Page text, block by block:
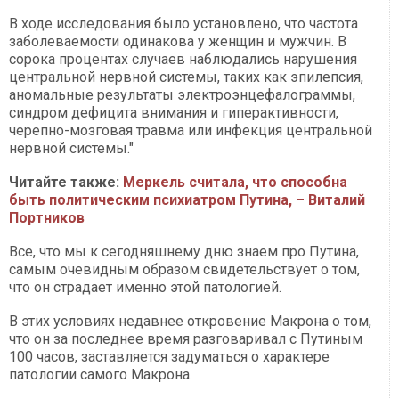
В ходе исследования было установлено, что частота
заболеваемости одинакова у женщин и мужчин. В
сорока процентах случаев наблюдались нарушения
центральной нервной системы, таких как эпилепсия,
аномальные результаты электроэнцефалограммы,
синдром дефицита внимания и гиперактивности,
черепно-мозговая травма или инфекция центральной
нервной системы."
Читайте также: Меркель считала, что способна
быть политическим психиатром Путина, – Виталий
Портников
Все, что мы к сегодняшнему дню знаем про Путина,
самым очевидным образом свидетельствует о том,
что он страдает именно этой патологией.
В этих условиях недавнее откровение Макрона о том,
что он за последнее время разговаривал с Путиным
100 часов, заставляется задуматься о характере
патологии самого Макрона.